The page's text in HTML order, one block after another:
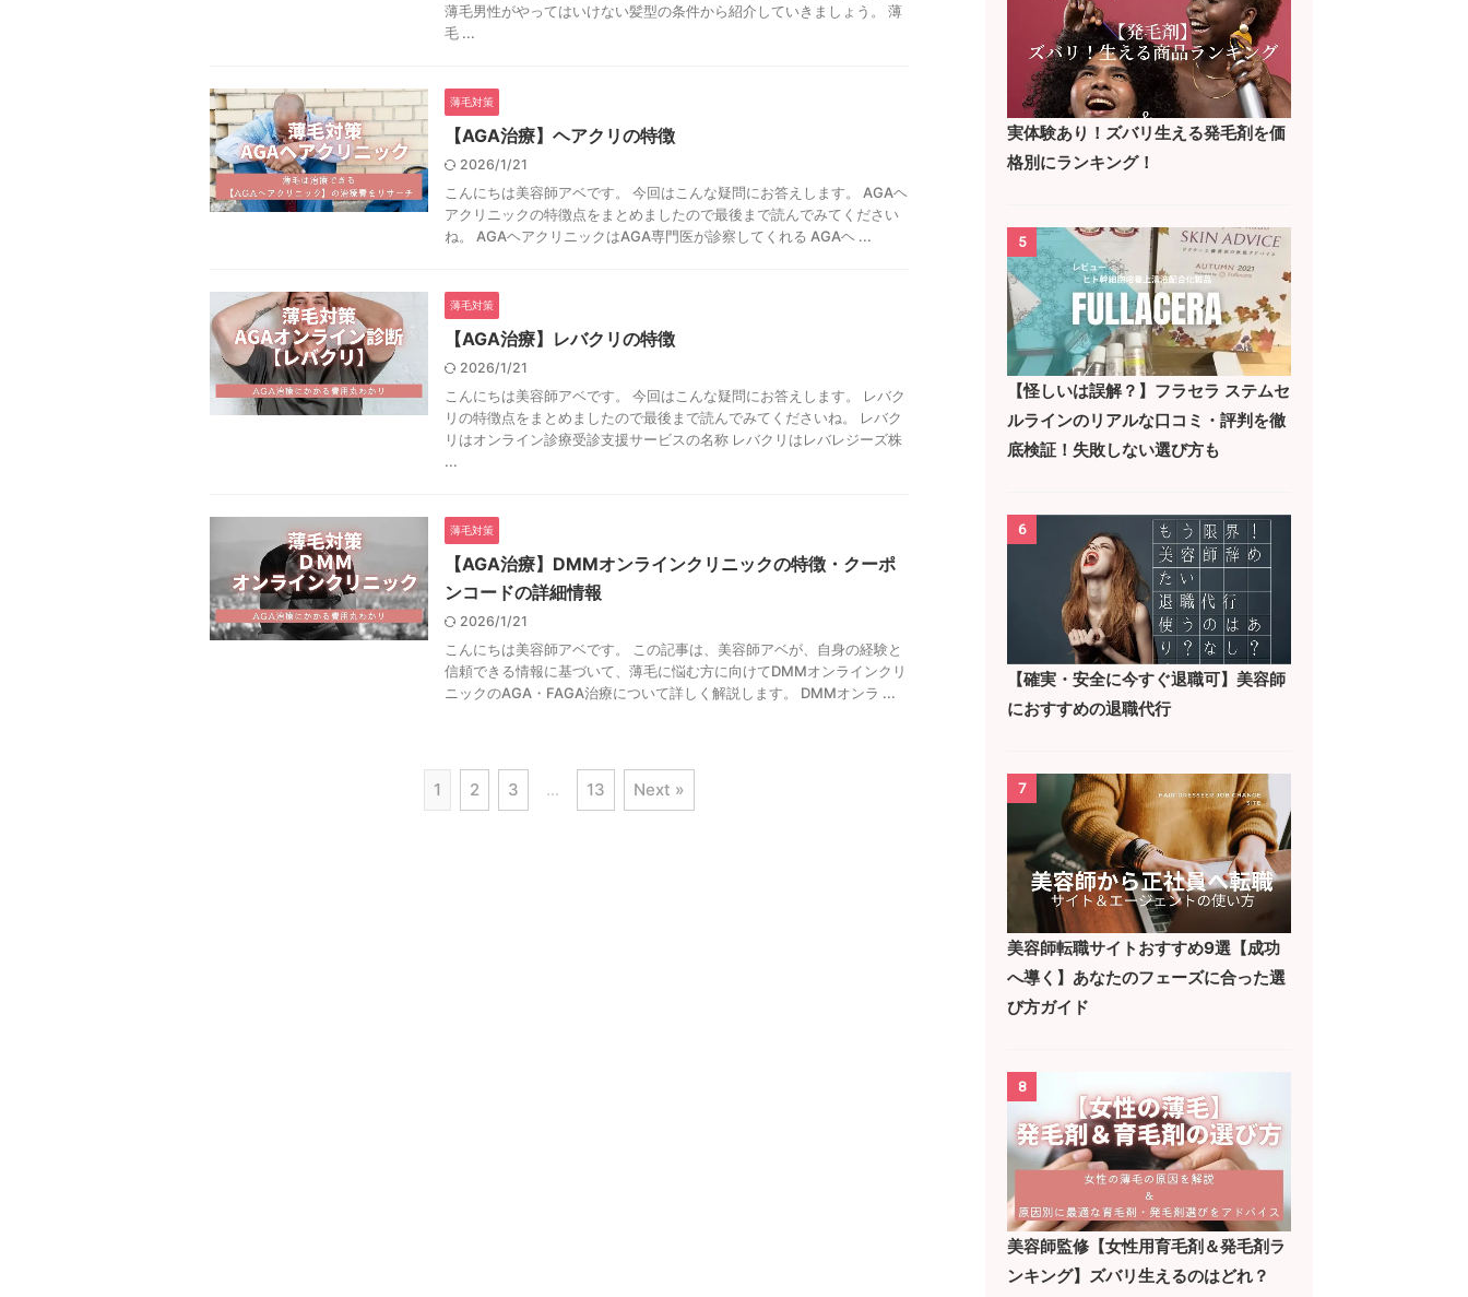
薄毛男性がやってはいけない髪型の条件から紹介していきましょう。 薄
毛 ...
薄毛対策
【AGA治療】ヘアクリの特徴
2026/1/21
こんにちは美容師アベです。 今回はこんな疑問にお答えします。 AGAヘ
アクリニックの特徴点をまとめましたので最後まで読んでみてください
ね。 AGAヘアクリニックはAGA専門医が診察してくれる AGAヘ ...
薄毛対策
【AGA治療】レバクリの特徴
2026/1/21
こんにちは美容師アベです。 今回はこんな疑問にお答えします。 レバク
リの特徴点をまとめましたので最後まで読んでみてくださいね。 レバク
リはオンライン診療受診支援サービスの名称 レバクリはレバレジーズ株
...
薄毛対策
【AGA治療】DMMオンラインクリニックの特徴・クーポ
ンコードの詳細情報
2026/1/21
こんにちは美容師アベです。 この記事は、美容師アベが、自身の経験と
信頼できる情報に基づいて、薄毛に悩む方に向けてDMMオンラインクリ
ニックのAGA・FAGA治療について詳しく解説します。 DMMオンラ ...
1 2 3 … 13 Next »
実体験あり！ズバリ生える発毛剤を価
格別にランキング！
5
【怪しいは誤解？】フラセラ ステムセ
ルラインのリアルな口コミ・評判を徹
底検証！失敗しない選び方も
6
【確実・安全に今すぐ退職可】美容師
におすすめの退職代行
7
美容師転職サイトおすすめ9選【成功
へ導く】あなたのフェーズに合った選
び方ガイド
8
美容師監修【女性用育毛剤＆発毛剤ラ
ンキング】ズバリ生えるのはどれ？